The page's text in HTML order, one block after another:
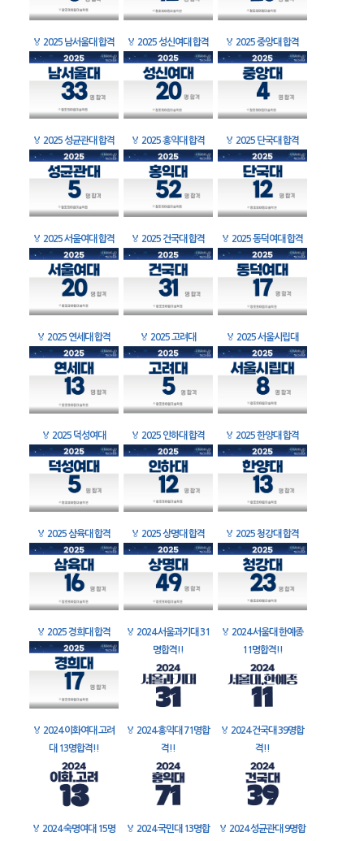
🏅 2025 남서울대 합격 🏅 2025 성신여대 합격 🏅 2025 중앙대 합격
🏅 2025 성균관대 합격 🏅 2025 홍익대 합격 🏅 2025 단국대 합격
🏅 2025 서울여대 합격 🏅 2025 건국대 합격 🏅 2025 동덕여대 합격
🏅 2025 연세대 합격 🏅 2025 고려대 🏅 2025 서울시립대
🏅 2025 덕성여대 🏅 2025 인하대 합격 🏅 2025 한양대 합격
🏅 2025 삼육대 합격 🏅 2025 상명대 합격 🏅 2025 청강대 합격
🏅 2025 경희대 합격 🏅 2024 서울과기대 31
명합격!!
🏅 2024 서울대 한예종
11명합격!!
🏅 2024 이화여대 고려
대 13명합격!!
🏅 2024 홍익대 71명합
격!!
🏅 2024 건국대 39명합
격!!
🏅 2024 숙명여대 15명
🏅 2024 국민대 13명합
🏅 2024 성균관대 9명합